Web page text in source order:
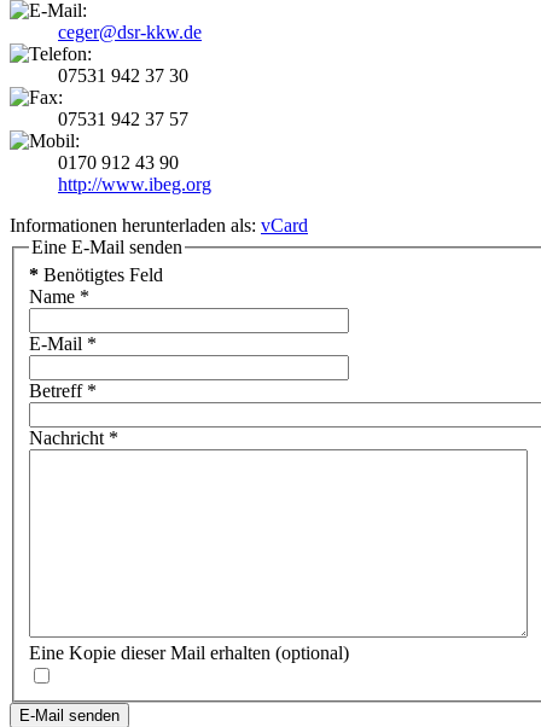
ceger@dsr-kkw.de
07531 942 37 30
07531 942 37 57
0170 912 43 90
http://www.ibeg.org
Informationen herunterladen als: vCard
Eine E-Mail senden
* Benötigtes Feld
Name *
E-Mail *
Betreff*
Nachricht *
Eine Kopie dieser Mail erhalten (optional)
E-Mail senden